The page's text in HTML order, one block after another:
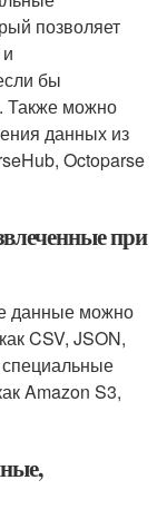
позволяет
бы
Также можно
данных из
Octoparse
при
данные можно
CSV, JSON,
Amazon S3,